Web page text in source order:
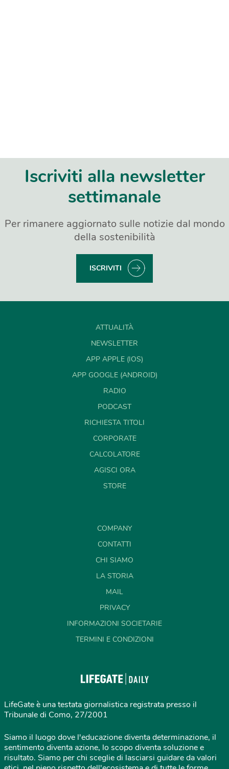
Iscriviti alla newsletter
settimanale
Per rimanere aggiornato sulle notizie dal mondo
della sostenibilità
ISCRIVITI
ATTUALITÀ
NEWSLETTER
APP APPLE (IOS)
APP GOOGLE (ANDROID)
RADIO
PODCAST
RICHIESTA TITOLI
CORPORATE
CALCOLATORE
AGISCI ORA
STORE
COMPANY
CONTATTI
CHI SIAMO
LA STORIA
MAIL
PRIVACY
INFORMAZIONI SOCIETARIE
TERMINI E CONDIZIONI
LifeGate è una testata giornalistica registrata presso il
Tribunale di Como, 27/2001
Siamo il luogo dove l'educazione diventa determinazione, il
sentimento diventa azione, lo scopo diventa soluzione e
risultato. Siamo per chi sceglie di lasciarsi guidare da valori